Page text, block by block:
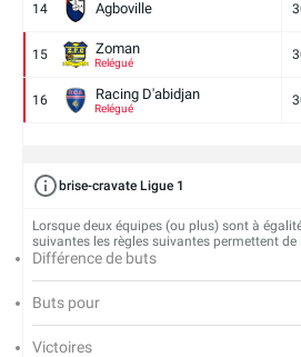
14 Agboville
15 Zoman
Relégué
16 Racing D'abidjan
Relégué
brise-cravate Ligue 1
Lorsque deux équipes (ou plus) sont à
suivantes les règles suivantes permettent de
Différence de buts
Buts pour
Victoires